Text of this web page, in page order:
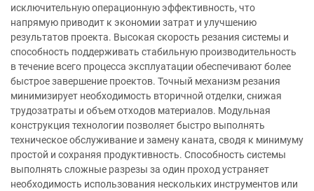
исключительную операционную эффективность, что
напрямую приводит к экономии затрат и улучшению
результатов проекта. Высокая скорость резания системы и
способность поддерживать стабильную производительность
в течение всего процесса эксплуатации обеспечивают более
быстрое завершение проектов. Точный механизм резания
минимизирует необходимость вторичной отделки, снижая
трудозатраты и объем отходов материалов. Модульная
конструкция технологии позволяет быстро выполнять
техническое обслуживание и замену каната, сводя к минимуму
простой и сохраняя продуктивность. Способность системы
выполнять сложные разрезы за один проход устраняет
необходимость использования нескольких инструментов или